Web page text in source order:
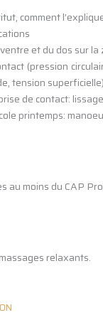
comment
et du dos sur
(pression
tension superficielle)
de contact:
printemps:
au moins du CAP
relaxants.